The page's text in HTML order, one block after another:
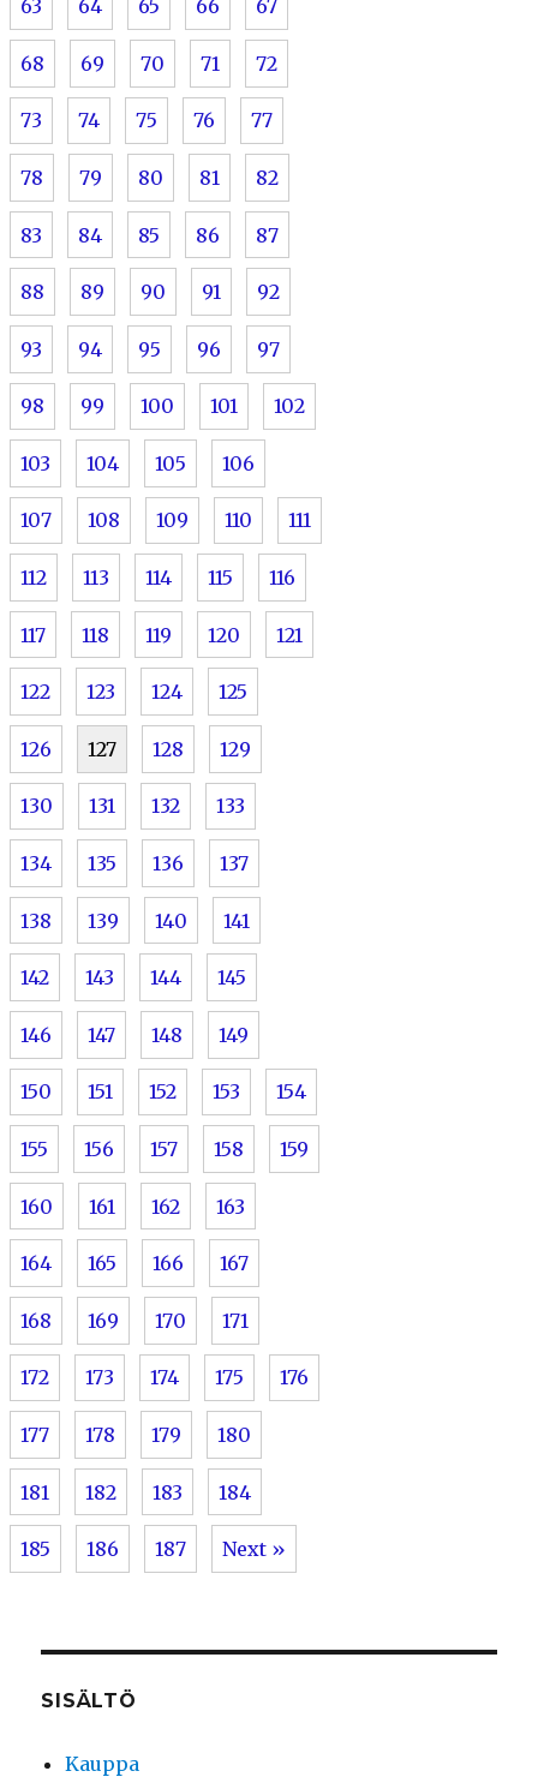
63 64 65 66 67
68 69 70 71 72
73 74 75 76 77
78 79 80 81 82
83 84 85 86 87
88 89 90 91 92
93 94 95 96 97
98 99 100 101 102
103 104 105 106
107 108 109 110 111
112 113 114 115 116
117 118 119 120 121
122 123 124 125
126 127 128 129
130 131 132 133
134 135 136 137
138 139 140 141
142 143 144 145
146 147 148 149
150 151 152 153 154
155 156 157 158 159
160 161 162 163
164 165 166 167
168 169 170 171
172 173 174 175 176
177 178 179 180
181 182 183 184
185 186 187 Next »
SISÄLTÖ
Kauppa